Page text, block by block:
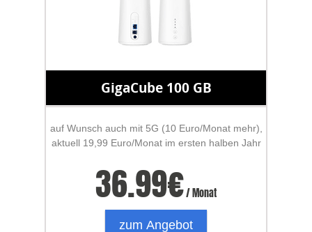
GigaCube 100 GB
auf Wunsch auch mit 5G (10 Euro/Monat mehr),
aktuell 19,99 Euro/Monat im ersten halben Jahr
36.99€/ Monat
zum Angebot